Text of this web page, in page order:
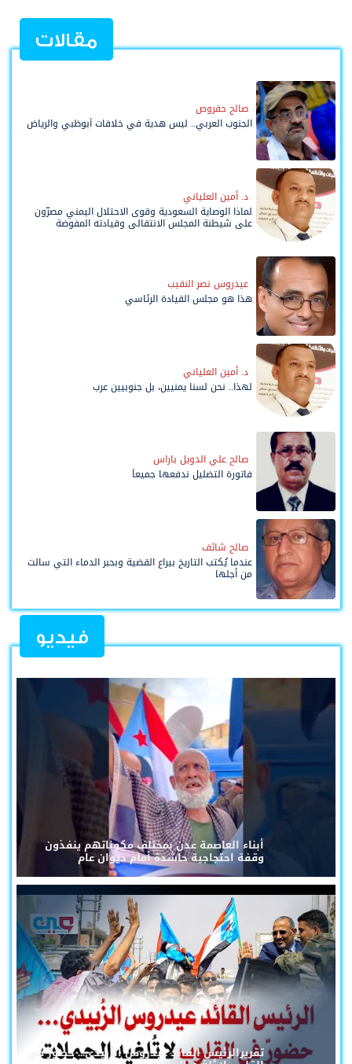
مقالات
صالح حقروص
الجنوب العربي.. ليس هدية في خلافات أبوظبي والرياض
د. أمين العلياني
لماذا الوصاية السعودية وقوى الاحتلال اليمني مصرّون
على شيطنة المجلس الانتقالي وقيادته المفوضة
عيدروس نصر النقيب
هذا هو مجلس القيادة الرئاسي
د. أمين العلياني
لهذا.. نحن لسنا يمنيين، بل جنوبيين عرب
صالح علي الدويل باراس
فاتورة التضليل ندفعها جميعاً
صالح شائف
عندما يُكتب التاريخ بيراع القضية وبحبر الدماء التي سالت
من أجلها
فيديو
أبناء العاصمة عدن بمختلف مكوناتهم ينفذون
وقفة احتجاجية حاشدة أمام ديوان عام
تقريرالرئيس القائد عيدروس الزُبيدي... حضورٌ في